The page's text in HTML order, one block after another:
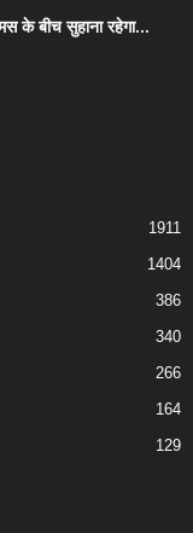
के बीच सुहाना रहेगा...
1911
1404
386
340
266
164
129